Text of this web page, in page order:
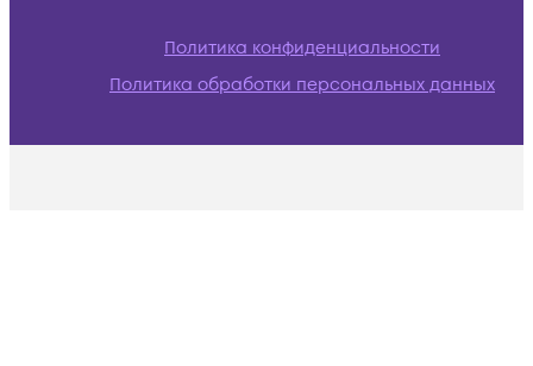
Политика конфиденциальности
Политика обработки персональных данных